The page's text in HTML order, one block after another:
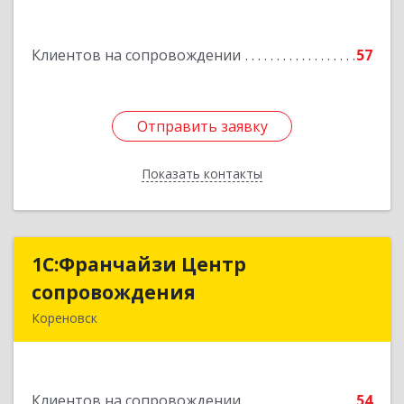
Клиентов на сопровождении 57
Отправить заявку
Показать контакты
Отправить заявку
Назад
1С:Франчайзи Центр
сопровождения
Кореновск
1С:Франчайзи Центр